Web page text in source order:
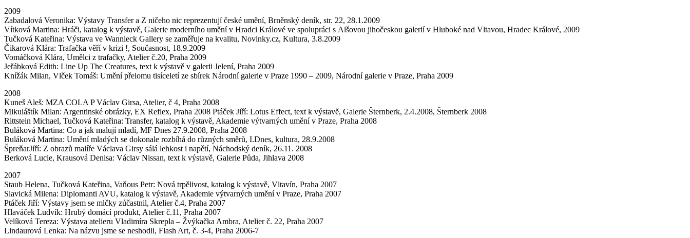
2009
Zabadalová Veronika: Výstavy Transfer a Z ničeho nic reprezentují české umění, Brněnský deník, str. 22, 28.1.2009
Vítková Martina: Hráči, katalog k výstavě, Galerie moderního umění v Hradci Králové ve spolupráci s Alšovou jihočeskou galerií v Hluboké nad Vltavou, Hradec Králové, 2009
Tučková Kateřina: Výstava ve Wannieck Gallery se zaměřuje na kvalitu, Novinky.cz, Kultura, 3.8.2009
Čikarová Klára: Trafačka věří v krizi !, Současnost, 18.9.2009
Vomáčková Klára, Umělci z trafačky, Atelier č.20, Praha 2009
Jeřábková Edith: Line Up The Creatures, text k výstavě v galerii Jelení, Praha 2009
Knížák Milan, Vlček Tomáš: Umění přelomu tisíceletí ze sbírek Národní galerie v Praze 1990 – 2009, Národní galerie v Praze, Praha 2009
2008
Kuneš Aleš: MZA COLA P Václav Girsa, Atelier, č 4, Praha 2008
Mikuláštík Milan: Argentinské obrázky, EX Reflex, Praha 2008 Ptáček Jiří: Lotus Effect, text k výstavě, Galerie Šternberk, 2.4.2008, Šternberk 2008
Rittstein Michael, Tučková Kateřina: Transfer, katalog k výstavě, Akademie výtvarných umění v Praze, Praha 2008
Buláková Martina: Co a jak malují mladí, MF Dnes 27.9.2008, Praha 2008
Buláková Martina: Umění mladých se dokonale rozbíhá do různých směrů, I.Dnes, kultura, 28.9.2008
ŠpreňarJiří: Z obrazů malíře Václava Girsy sálá lehkost i napětí, Náchodský deník, 26.11. 2008
Berková Lucie, Krausová Denisa: Václav Nissan, text k výstavě, Galerie Půda, Jihlava 2008
2007
Staub Helena, Tučková Kateřina, Vaňous Petr: Nová trpělivost, katalog k výstavě, Vltavín, Praha 2007
Slavická Milena: Diplomanti AVU, katalog k výstavě, Akademie výtvarných umění v Praze, Praha 2007
Ptáček Jiří: Výstavy jsem se mlčky zúčastnil, Atelier č.4, Praha 2007
Hlaváček Ludvík: Hrubý domácí produkt, Atelier č.11, Praha 2007
Velíková Tereza: Výstava atelieru Vladimíra Skrepla – Žvýkačka Ambra, Atelier č. 22, Praha 2007
Lindaurová Lenka: Na názvu jsme se neshodli, Flash Art, č. 3-4, Praha 2006-7